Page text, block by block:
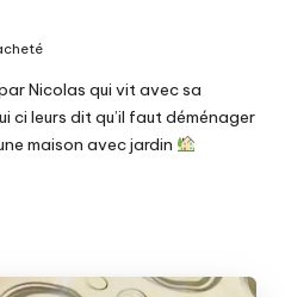
Nicolas qui vit avec sa
ci leurs dit qu’il faut déménager
maison avec jardin